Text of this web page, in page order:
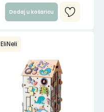
Dodaj u košaricu
EliNeli